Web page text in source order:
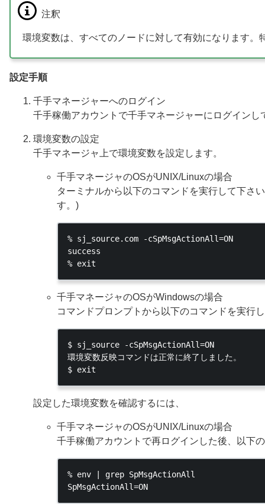
注釈
環境変数は、すべてのノードに対して有効になります
設定手順
千手マネージャーへのログイン
千手稼働アカウントで千手マネージャーにログインし
環境変数の設定
千手マネージャ上で環境変数を設定します。
千手マネージャのOSがUNIX/Linuxの場合
ターミナルから以下のコマンドを実行して下さ
す。)
% sj_source.com -cSpMsgActionAll=ON
success
千手マネージャのOSがWindowsの場合
コマンドプロンプトから以下のコマンドを実行
$ sj_source -cSpMsgActionAll=ON
環境変数反映コマンドは正常に終了しました。
設定した環境変数を確認するには、
千手マネージャのOSがUNIX/Linuxの場合
千手稼働アカウントで再ログインした後、以下
% env | grep SpMsgActionAll